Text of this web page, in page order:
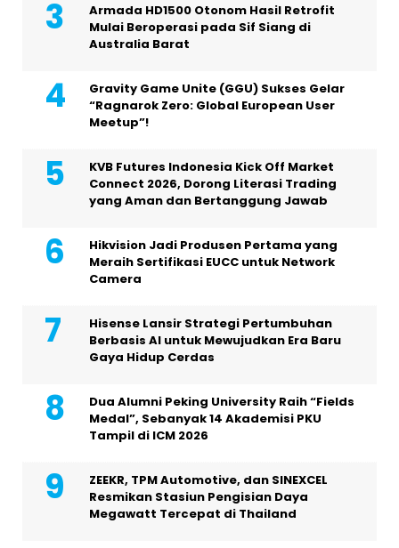
Armada HD1500 Otonom Hasil Retrofit
Mulai Beroperasi pada Sif Siang di
Australia Barat
Gravity Game Unite (GGU) Sukses Gelar
“Ragnarok Zero: Global European User
Meetup”!
KVB Futures Indonesia Kick Off Market
Connect 2026, Dorong Literasi Trading
yang Aman dan Bertanggung Jawab
Hikvision Jadi Produsen Pertama yang
Meraih Sertifikasi EUCC untuk Network
Camera
Hisense Lansir Strategi Pertumbuhan
Berbasis AI untuk Mewujudkan Era Baru
Gaya Hidup Cerdas
Dua Alumni Peking University Raih “Fields
Medal”, Sebanyak 14 Akademisi PKU
Tampil di ICM 2026
ZEEKR, TPM Automotive, dan SINEXCEL
Resmikan Stasiun Pengisian Daya
Megawatt Tercepat di Thailand